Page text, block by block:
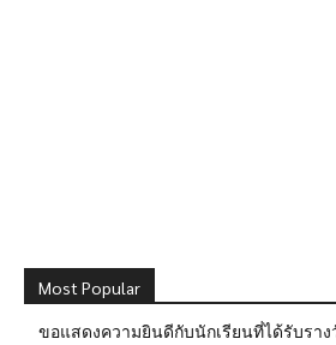
Most Popular
ขอแสดงความยินดีกับนักเรียนที่ได้รับราง